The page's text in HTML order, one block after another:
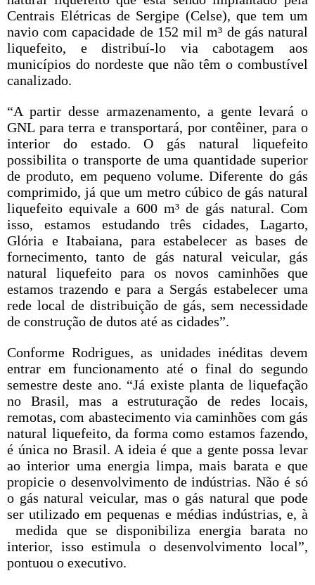
Centrais Elétricas de Sergipe (Celse), que tem um
navio com capacidade de 152 mil m³ de gás natural
liquefeito, e distribuí-lo via cabotagem aos
municípios do nordeste que não têm o combustível
canalizado.
“A partir desse armazenamento, a gente levará o
GNL para terra e transportará, por contêiner, para o
interior do estado. O gás natural liquefeito
possibilita o transporte de uma quantidade superior
de produto, em pequeno volume. Diferente do gás
comprimido, já que um metro cúbico de gás natural
liquefeito equivale a 600 m³ de gás natural. Com
isso, estamos estudando três cidades, Lagarto,
Glória e Itabaiana, para estabelecer as bases de
fornecimento, tanto de gás natural veicular, gás
natural liquefeito para os novos caminhões que
estamos trazendo e para a Sergás estabelecer uma
rede local de distribuição de gás, sem necessidade
de construção de dutos até as cidades”.
Conforme Rodrigues, as unidades inéditas devem
entrar em funcionamento até o final do segundo
semestre deste ano. “Já existe planta de liquefação
no Brasil, mas a estruturação de redes locais,
remotas, com abastecimento via caminhões com gás
natural liquefeito, da forma como estamos fazendo,
é única no Brasil. A ideia é que a gente possa levar
ao interior uma energia limpa, mais barata e que
propicie o desenvolvimento de indústrias. Não é só
o gás natural veicular, mas o gás natural que pode
ser utilizado em pequenas e médias indústrias, e, à
medida que se disponibiliza energia barata no
interior, isso estimula o desenvolvimento local”,
pontuou o executivo.